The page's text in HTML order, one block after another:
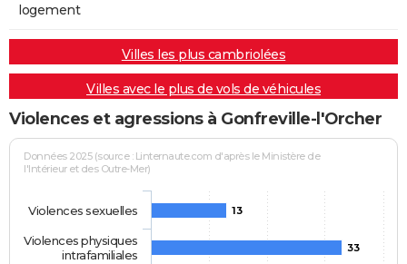
logement
Villes les plus cambriolées
Villes avec le plus de vols de véhicules
Violences et agressions à Gonfreville-l'Orcher
Données 2025 (source : Linternaute.com d'après le Ministère de
l'Intérieur et des Outre-Mer)
13
33
Violences sexuelles
Violences physiques
intrafamiliales